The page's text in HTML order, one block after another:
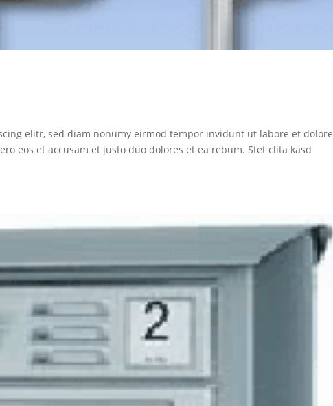
elitr, sed diam nonumy eirmod tempor invidunt ut labore et dolore
eos et accusam et justo duo dolores et ea rebum. Stet clita kasd